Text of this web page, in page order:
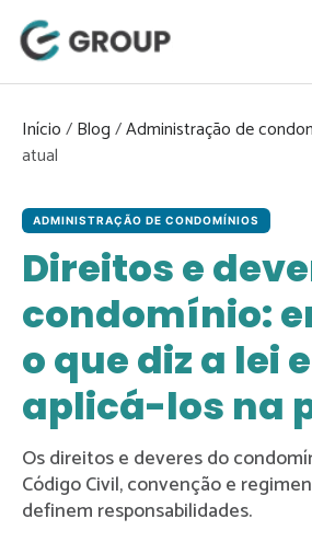
para
conteúdo
Início/Blog/Administração de
ADMINISTRAÇÃO DE CONDOMÍNIOS
Direitos e
condomínio:
o que diz a lei
aplicá-los na
Os direitos e deveres do
Código Civil, convenção e
definem responsabilidades.